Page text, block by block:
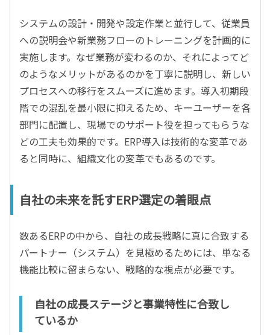
システムの設計・開発や設定作業と並行して、従業員
への説明会や新業務フローのトレーニングを計画的に
実施します。なぜ業務が変わるのか、それによってど
のようなメリットがあるのかを丁寧に説明し、新しい
プロセスへの移行をスムーズに進めます。導入初期段
階での混乱を最小限に抑えるため、キーユーザーを各
部門に配置し、現場でのサポート役を担ってもらうな
どの工夫も効果的です。ERP導入は技術的な変革であ
ると同時に、組織文化の変革でもあるのです。
自社の未来を託すERP選定の着眼点
数あるERPの中から、自社の成長戦略に真に合致する
パートナー（システム）を見極めるためには、単なる
機能比較に留まらない、戦略的な視点が必要です。
自社の成長ステージと事業特性に合致し
ているか